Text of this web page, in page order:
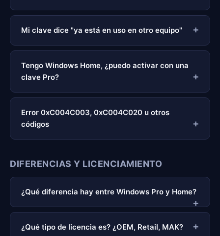
Mi clave dice "ya está en uso en otro equipo"
Tengo Windows Home, ¿puedo activar con una
clave Pro?
Error 0xC004C003, 0xC004C020 u otros
códigos
DIFERENCIAS Y LICENCIAMIENTO
¿Qué diferencia hay entre Windows Pro y Home?
¿Qué tipo de licencia es? ¿OEM, Retail, MAK?